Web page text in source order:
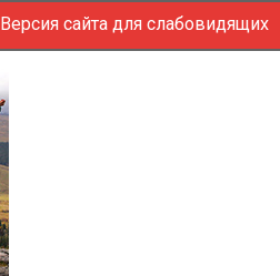
Версия сайта для слабовидящих